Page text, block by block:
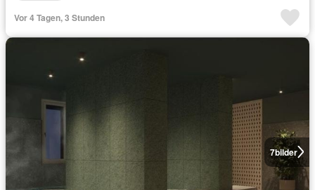
Vor 4 Tagen, 3 Stunden
7bilder